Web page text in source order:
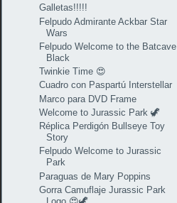
Galletas!!!!!
Felpudo Admirante Ackbar Star
Wars
Felpudo Welcome to the Batcave
Black
Twinkie Time 😍
Cuadro con Paspartú Interstellar
Marco para DVD Frame
Welcome to Jurassic Park 🦖
Réplica Perdigón Bullseye Toy
Story
Felpudo Welcome to Jurassic
Park
Paraguas de Mary Poppins
Gorra Camuflaje Jurassic Park